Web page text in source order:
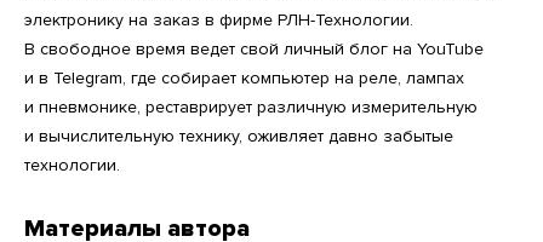
электронику на заказ в фирме РЛН-Технологии.
В свободное время ведет свой личный блог на YouTube
и в Telegram, где собирает компьютер на реле, лампах
и пневмонике, реставрирует различную измерительную
и вычислительную технику, оживляет давно забытые
технологии.
Материалы автора